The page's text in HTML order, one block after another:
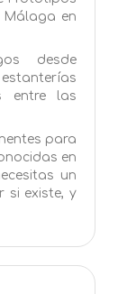
Málaga en
desde
estanterías
entre las
para
en
un
si existe, y